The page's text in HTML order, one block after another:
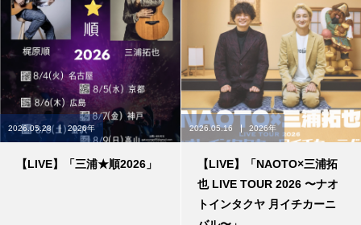
2026.05.28 2026年
【LIVE】「三浦★順2026」
2026.05.16 2026年
【LIVE】「NAOTO×三浦拓
也 LIVE TOUR 2026 〜ナオ
トインタクヤ 月イチカーニ